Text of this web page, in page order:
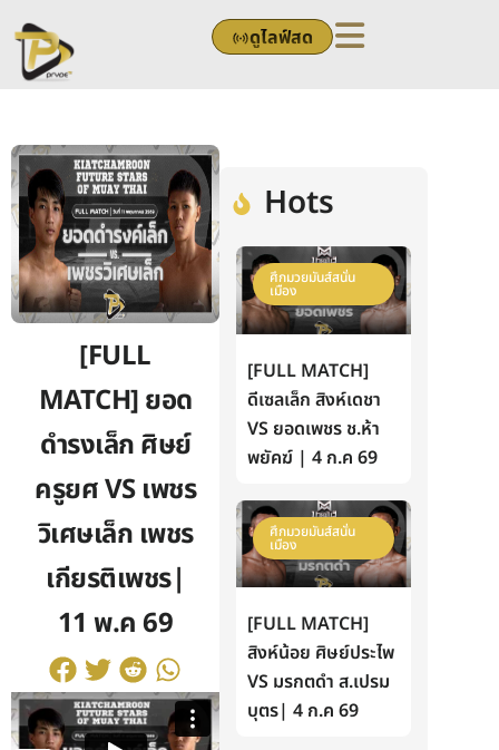
to
content
ดูไลฟ์สด
[FULL
MATCH] ยอด
ดำรงเล็ก ศิษย์
ครูยศ VS เพชร
วิเศษเล็ก เพชร
เกียรติเพชร|
11 พ.ค 69
Hots
ศึกมวยมันส์สนั่น
เมือง
[FULL MATCH]
ดีเซลเล็ก สิงห์เดชา
VS ยอดเพชร ช.ห้า
พยัคฆ์ | 4 ก.ค 69
ศึกมวยมันส์สนั่น
เมือง
[FULL MATCH]
สิงห์น้อย ศิษย์ประไพ
VS มรกตดำ ส.เปรม
บุตร| 4 ก.ค 69